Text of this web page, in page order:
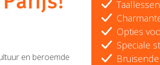
en beroemde
Opties
Speciale